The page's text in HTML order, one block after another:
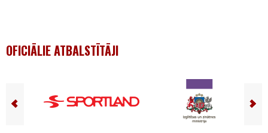
OFICIĀLIE ATBALSTĪTĀJI